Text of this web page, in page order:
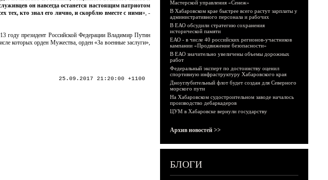
он навсегда останется настоящим патриотом
тех, кто знал его лично, и скорблю вместе с ними», -
году президент Российской Федерации Владимир Путин
которых орден Мужества, орден «За военные заслуги»,
25.09.2017 21:20:00 +1100
Мастерской управления «Сенеж»
В Хабаровском крае быстрее всего растут зарплаты у
административного персонала и рабочих
В ЕАО обсудили стратегию сохранения
исторической памяти
ЕАО - в числе 40 российских регионов-участников
кампании «Продвижение безопасности»
В ЕАО значительно увеличены объемы дорожных
работ
Федеральный эксперт по достоинству оценил
спортивную инфраструктуру Хабаровского края
Дноуглубительный флот будет создан для Северного
морского пути
На Хабаровском судостроительном заводе началось
производство дебаркадеров
ЦУМ в Хабаровске вернули государству
Архив новостей >>
БЛОГИ